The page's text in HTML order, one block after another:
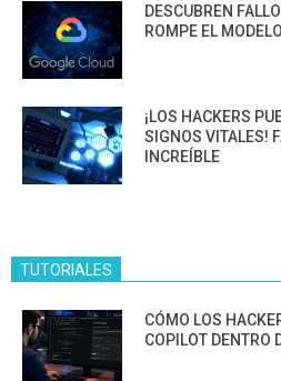
DESCUBREN
ROMPE EL
¡LOS HACKERS
SIGNOS VITALES!
INCREÍBLE
TUTORIALES
CÓMO LOS
COPILOT DENTRO